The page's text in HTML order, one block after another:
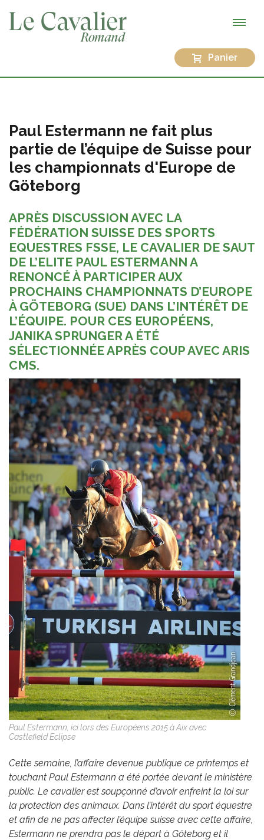
Panier
Paul Estermann ne fait plus
partie de l’équipe de Suisse pour
les championnats d'Europe de
Göteborg
APRÈS DISCUSSION AVEC LA
FÉDÉRATION SUISSE DES SPORTS
EQUESTRES FSSE, LE CAVALIER DE SAUT
DE L’ELITE PAUL ESTERMANN A
RENONCÉ À PARTICIPER AUX
PROCHAINS CHAMPIONNATS D’EUROPE
À GÖTEBORG (SUE) DANS L’INTÉRÊT DE
L’ÉQUIPE. POUR CES EUROPÉENS,
JANIKA SPRUNGER A ÉTÉ
SÉLECTIONNÉE APRÈS COUP AVEC ARIS
CMS.
Paul Estermann, ici lors des Européens 2015 à Aix avec
Castlefield Eclipse
Cette semaine, l’affaire devenue publique ce printemps et
touchant Paul Estermann a été portée devant le ministère
public. Le cavalier est soupçonné d’avoir enfreint la loi sur
la protection des animaux. Dans l’intérêt du sport équestre
et afin de ne pas affecter l’équipe suisse avec cette affaire,
Estermann ne prendra pas le départ à Göteborg et il